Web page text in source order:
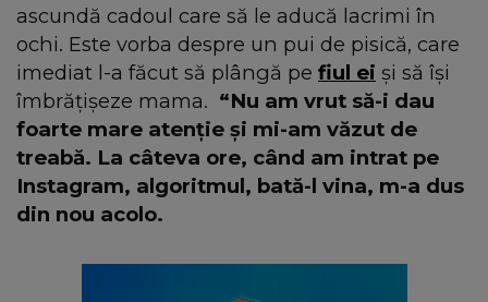
ascundă cadoul care să le aducă lacrimi în
ochi. Este vorba despre un pui de pisică, care
imediat l-a făcut să plângă pe fiul ei și să își
îmbrățișeze mama. “Nu am vrut să-i dau
foarte mare atenție și mi-am văzut de
treabă. La câteva ore, când am intrat pe
Instagram, algoritmul, bată-l vina, m-a dus
din nou acolo.